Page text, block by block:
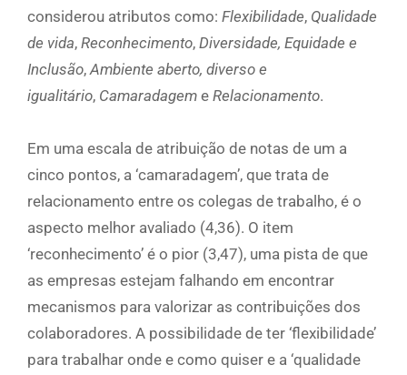
considerou atributos como: Flexibilidade, Qualidade
de vida, Reconhecimento, Diversidade, Equidade e
Inclusão, Ambiente aberto, diverso e
igualitário, Camaradagem e Relacionamento.
Em uma escala de atribuição de notas de um a
cinco pontos, a ‘camaradagem’, que trata de
relacionamento entre os colegas de trabalho, é o
aspecto melhor avaliado (4,36). O item
‘reconhecimento’ é o pior (3,47), uma pista de que
as empresas estejam falhando em encontrar
mecanismos para valorizar as contribuições dos
colaboradores. A possibilidade de ter ‘flexibilidade’
para trabalhar onde e como quiser e a ‘qualidade